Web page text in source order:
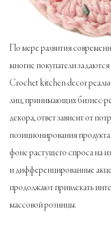
По мере развития
многие покупатели
Crochet kitchen decor
лиц, принимающих бизнес-
декора, ответ зависит от
позиционирования
фоне растущего спроса на
и дифференцированные
продолжают привлекать
массовой розницы.